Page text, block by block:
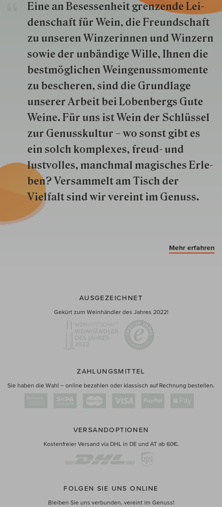
Eine an Besessenheit gren­zende Lei­
den­schaft für Wein, die Freund­schaft
zu unseren Win­zer­innen und Win­zern
so­wie der un­bän­dige Wille, Ihnen die
best­mög­lich­en Wein­genuss­momente
zu besche­ren, sind die Grund­lage
unserer Arbeit bei Lobenbergs Gute
Weine. Für uns ist Wein der Schlüs­sel
zur Genuss­kultur – wo sonst gibt es
ein solch kom­plexes, freud- und
lustvolles, manchmal ma­gisch­es Er­le­
ben? Versammelt am Tisch der
Vielfalt sind wir ver­eint im Genuss.
Mehr erfahren
AUSGEZEICHNET
Gekürt zum Weinhändler des Jahres 2022!
ZAHLUNGSMITTEL
Sie haben die Wahl – online bezahlen oder klassisch auf Rechnung bestellen.
VERSANDOPTIONEN
Kostenfreier Versand via DHL in DE und AT ab 60€.
FOLGEN SIE UNS ONLINE
Bleiben Sie uns verbunden, vereint im Genuss!